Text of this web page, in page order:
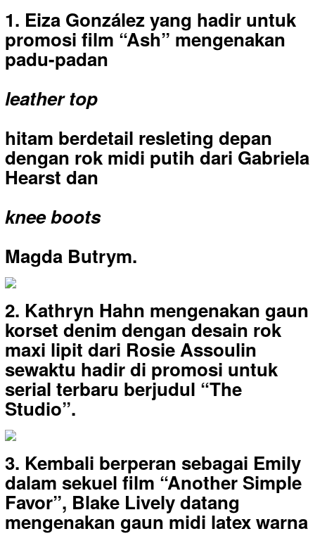
1. Eiza González yang hadir untuk
promosi film “Ash” mengenakan
padu-padan
leather top
hitam berdetail resleting depan
dengan rok midi putih dari Gabriela
Hearst dan
knee boots
Magda Butrym.
2. Kathryn Hahn mengenakan gaun
korset denim dengan desain rok
maxi lipit dari Rosie Assoulin
sewaktu hadir di promosi untuk
serial terbaru berjudul “The
Studio”.
3. Kembali berperan sebagai Emily
dalam sekuel film “Another Simple
Favor”, Blake Lively datang
mengenakan gaun midi latex warna